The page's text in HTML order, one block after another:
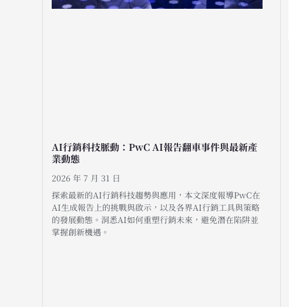
AI行銷科技脈動：PwC AI報告翻車事件與最新產
業動態
2026 年 7 月 31 日
探索最新的AI行銷科技趨勢與應用，本文深度報導PwC在
AI生成報告上的挑戰與啟示，以及各界AI行銷工具與策略
的發展動態。洞悉AI如何重塑行銷未來，避免潛在陷阱並
掌握創新機遇。